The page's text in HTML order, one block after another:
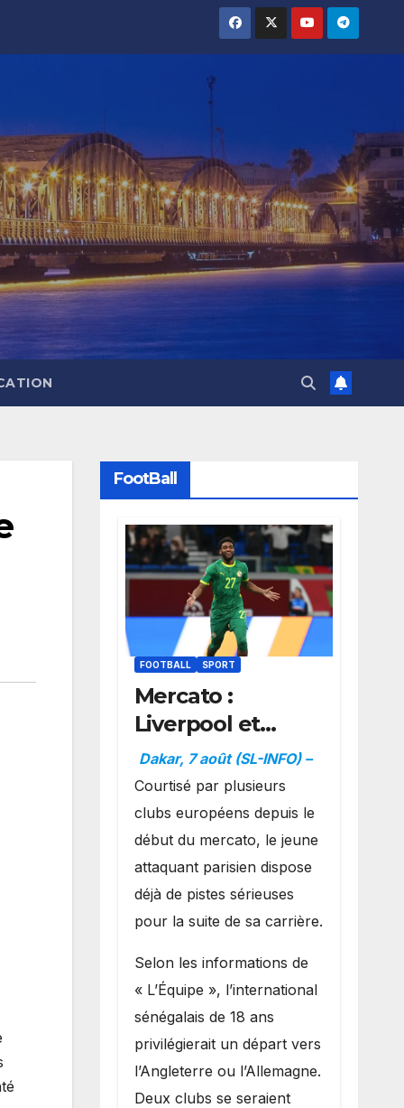
FootBall
FOOTBALL SPORT
Mercato :
Liverpool et
Dortmund se
positionnent en
favoris pour
recruter Ibrahim
Mbaye
Dakar, 7 août (SL-INFO) –
Courtisé par plusieurs
clubs européens depuis le
début du mercato, le jeune
attaquant parisien dispose
déjà de pistes sérieuses
pour la suite de sa carrière.
Selon les informations de
« L’Équipe », l’international
sénégalais de 18 ans
privilégierait un départ vers
l’Angleterre ou l’Allemagne.
Deux clubs se seraient